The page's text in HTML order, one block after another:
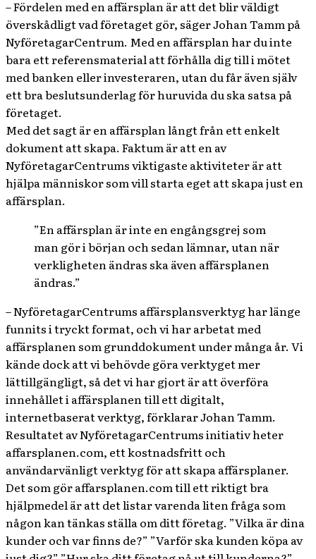
– Fördelen med en affärsplan är att det blir väldigt
överskådligt vad företaget gör, säger Johan Tamm på
NyföretagarCentrum. Med en affärsplan har du inte
bara ett referensmaterial att förhålla dig till i mötet
med banken eller investeraren, utan du får även själv
ett bra beslutsunderlag för huruvida du ska satsa på
företaget.
Med det sagt är en affärsplan långt från ett enkelt
dokument att skapa. Faktum är att en av
NyföretagarCentrums viktigaste aktiviteter är att
hjälpa människor som vill starta eget att skapa just en
affärsplan.
”En affärsplan är inte en engångsgrej som
man gör i början och sedan lämnar, utan när
verkligheten ändras ska även affärsplanen
ändras.”
– NyföretagarCentrums affärsplansverktyg har länge
funnits i tryckt format, och vi har arbetat med
affärsplanen som grunddokument under många år. Vi
kände dock att vi behövde göra verktyget mer
lättillgängligt, så det vi har gjort är att överföra
innehållet i affärsplanen till ett digitalt,
internetbaserat verktyg, förklarar Johan Tamm.
Resultatet av NyföretagarCentrums initiativ heter
affarsplanen.com, ett kostnadsfritt och
användarvänligt verktyg för att skapa affärsplaner.
Det som gör affarsplanen.com till ett riktigt bra
hjälpmedel är att det listar varenda liten fråga som
någon kan tänkas ställa om ditt företag. ”Vilka är dina
kunder och var finns de?” ”Varför ska kunden köpa av